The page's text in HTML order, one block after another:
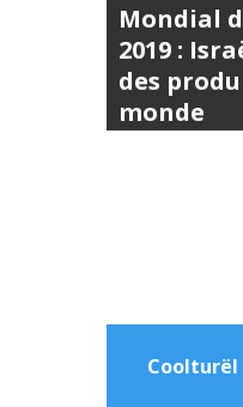
Mondial
2019 :
des
monde
Coolturël